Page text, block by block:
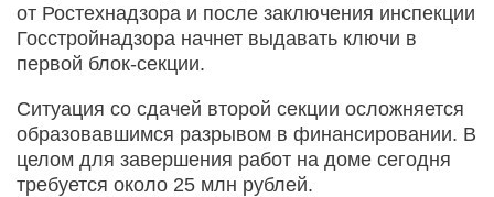
от Ростехнадзора и после заключения инспекции
Госстройнадзора начнет выдавать ключи в
первой блок-секции.
Ситуация со сдачей второй секции осложняется
образовавшимся разрывом в финансировании. В
целом для завершения работ на доме сегодня
требуется около 25 млн рублей.